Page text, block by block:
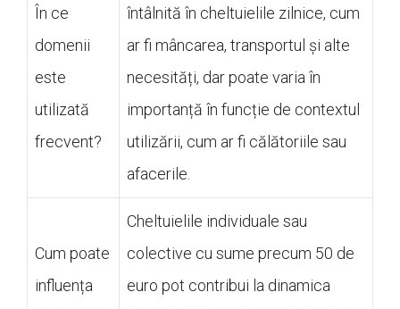
În ce
domenii
este
utilizată
frecvent?
întâlnită în cheltuielile zilnice, cum
ar fi mâncarea, transportul și alte
necesități, dar poate varia în
importanță în funcție de contextul
utilizării, cum ar fi călătoriile sau
afacerile.
Cum poate
influența
Cheltuielile individuale sau
colective cu sume precum 50 de
euro pot contribui la dinamica